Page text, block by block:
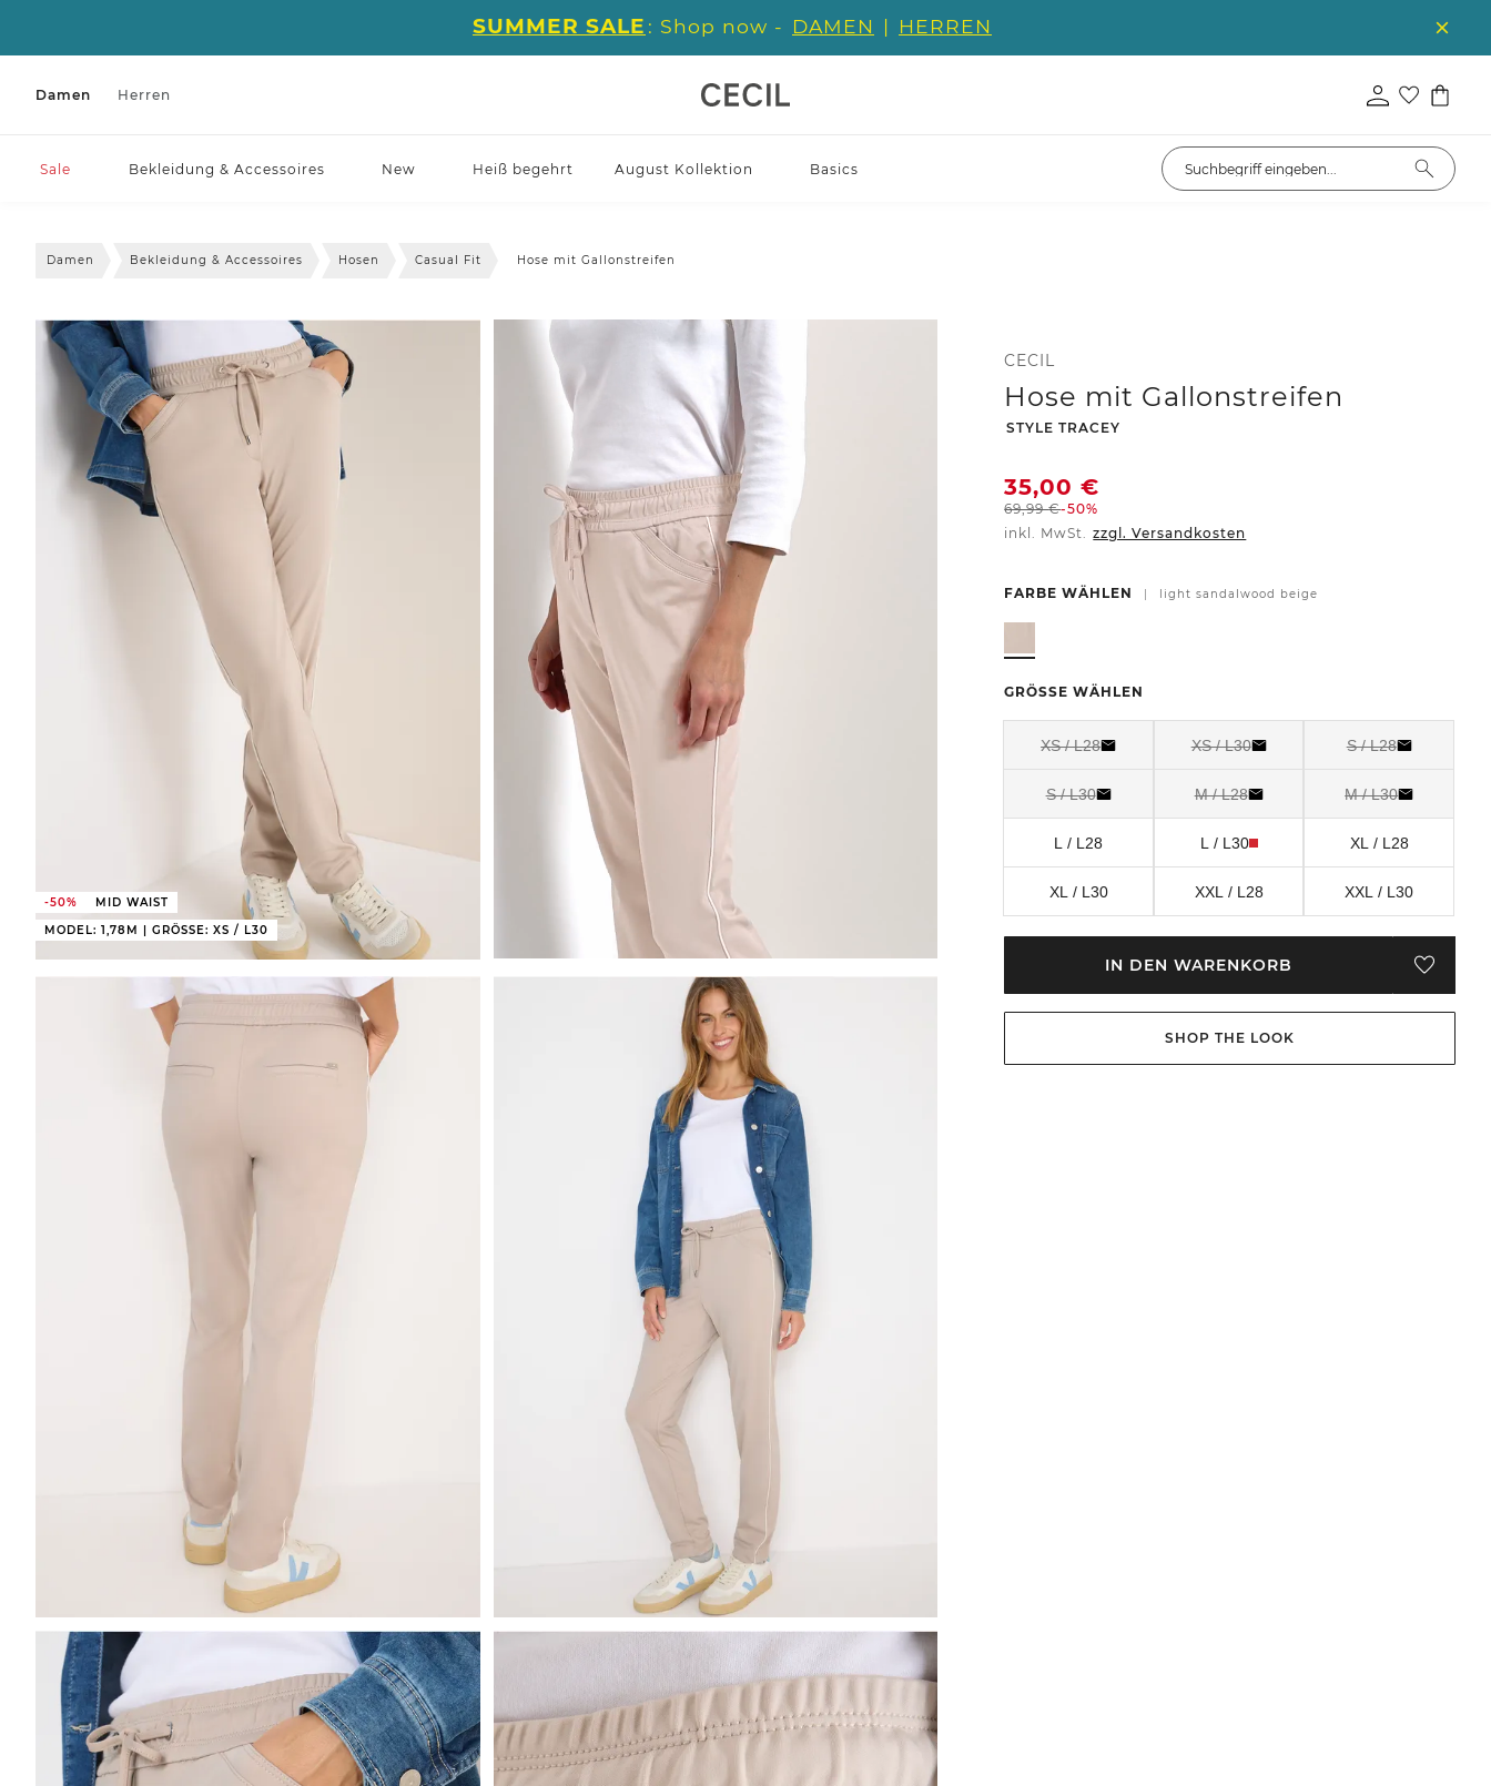
SUMMER SALE : Shop now - DAMEN | HERREN
Damen Herren
Sale Bekleidung & Accessoires New Heiß begehrt August Kollektion Basics
Damen Bekleidung & Accessoires Hosen Casual Fit Hose mit Gallonstreifen
-50%
MID WAIST
MODEL: 1,78M | GRÖSSE: XS / L30
CECIL
Hose mit Gallonstreifen
-
STYLE TRACEY
35,00€
69,99€-50%
inkl. MwSt. zzgl. Versandkosten
FARBE WÄHLEN | light sandalwood beige
GRÖSSE WÄHLEN
XS / L28 XS / L30 S / L28
S / L30 M / L28 M / L30
L / L28 L / L30 XL / L28
XL / L30 XXL / L28 XXL / L30
IN DEN WARENKORB
SHOP THE LOOK